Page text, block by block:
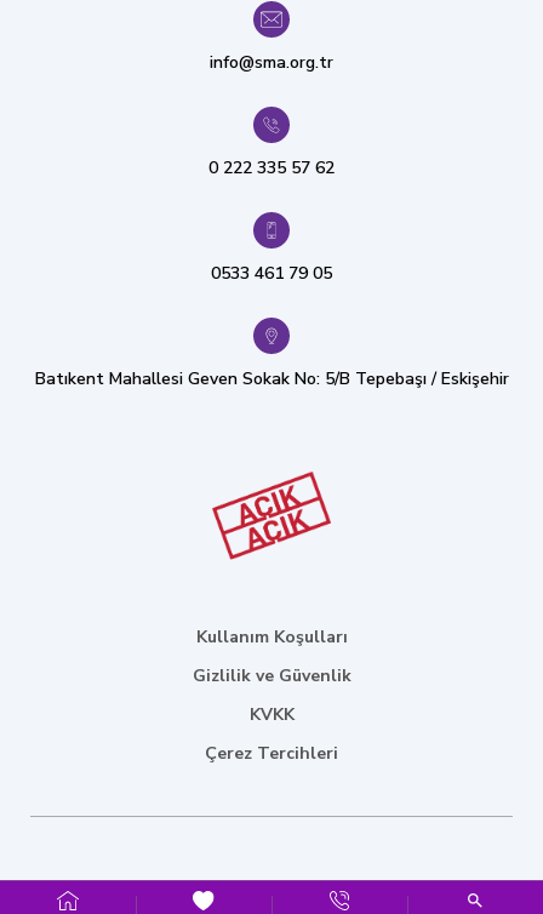
info@sma.org.tr
0 222 335 57 62
0533 461 79 05
Batıkent Mahallesi Geven Sokak No: 5/B Tepebaşı / Eskişehir
Kullanım Koşulları
Gizlilik ve Güvenlik
KVKK
Çerez Tercihleri